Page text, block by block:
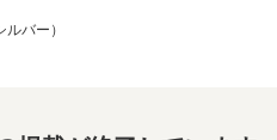
バー）